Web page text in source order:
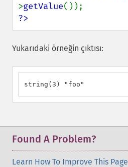
>getValue
?>
Yukarıdaki örneğin çıktısı:
string(3) "foo"
Found A Problem?
Learn How To Improve This Page